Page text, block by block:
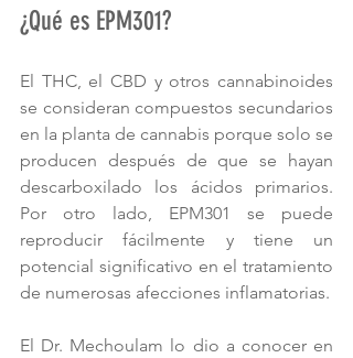
¿Qué es EPM301?
El THC, el CBD y otros cannabinoides
se consideran compuestos secundarios
en la planta de cannabis porque solo se
producen después de que se hayan
descarboxilado los ácidos primarios.
Por otro lado, EPM301 se puede
reproducir fácilmente y tiene un
potencial significativo en el tratamiento
de numerosas afecciones inflamatorias.
El Dr. Mechoulam lo dio a conocer en